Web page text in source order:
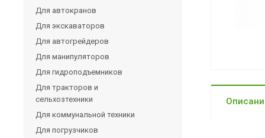
Для автокранов
Для экскаваторов
Для автогрейдеров
Для манипуляторов
Для гидроподъемников
Для тракторов и
сельхозтехники
Для коммунальной техники
Для погрузчиков